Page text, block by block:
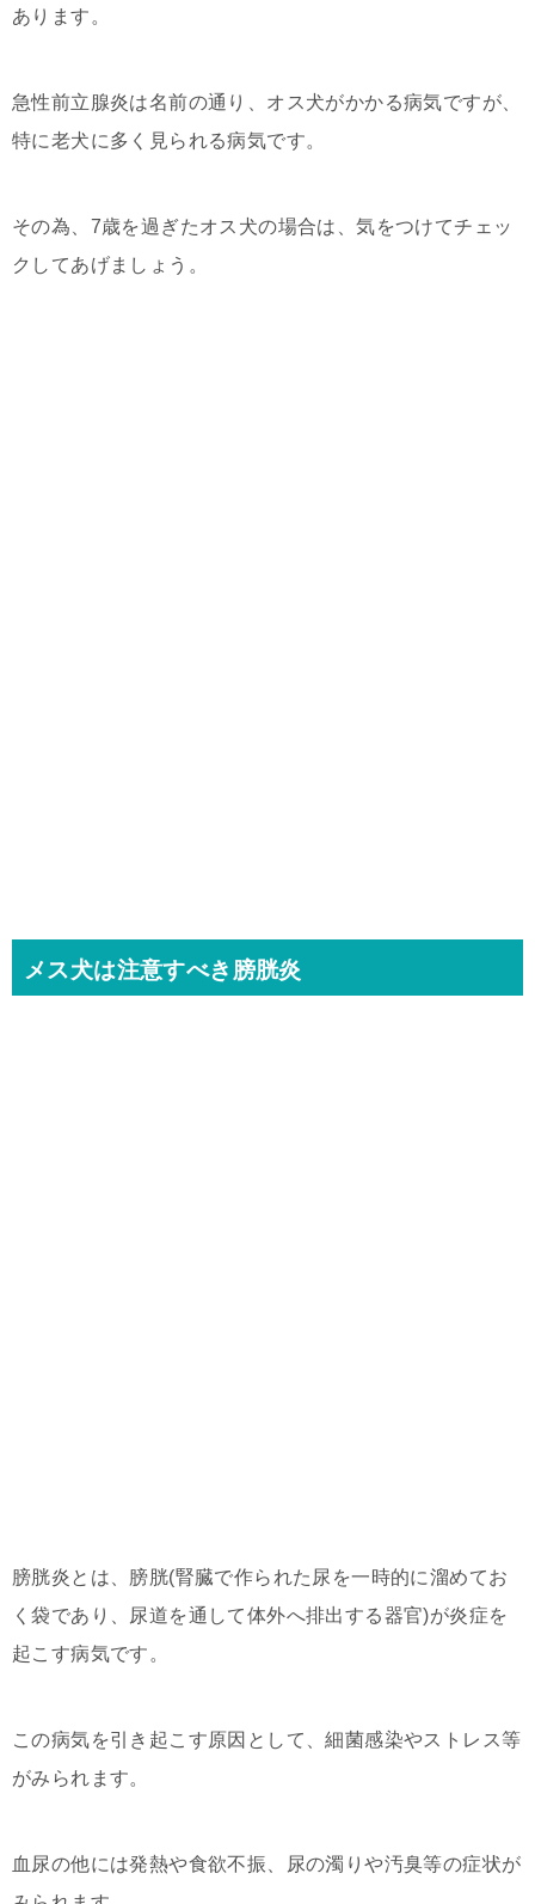
あります。
急性前立腺炎は名前の通り、オス犬がかかる病気ですが、
特に老犬に多く見られる病気です。
その為、7歳を過ぎたオス犬の場合は、気をつけてチェッ
クしてあげましょう。
メス犬は注意すべき膀胱炎
膀胱炎とは、膀胱(腎臓で作られた尿を一時的に溜めてお
く袋であり、尿道を通して体外へ排出する器官)が炎症を
起こす病気です。
この病気を引き起こす原因として、細菌感染やストレス等
がみられます。
血尿の他には発熱や食欲不振、尿の濁りや汚臭等の症状が